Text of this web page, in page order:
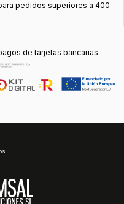
pedidos superiores a 400
de tarjetas bancarias